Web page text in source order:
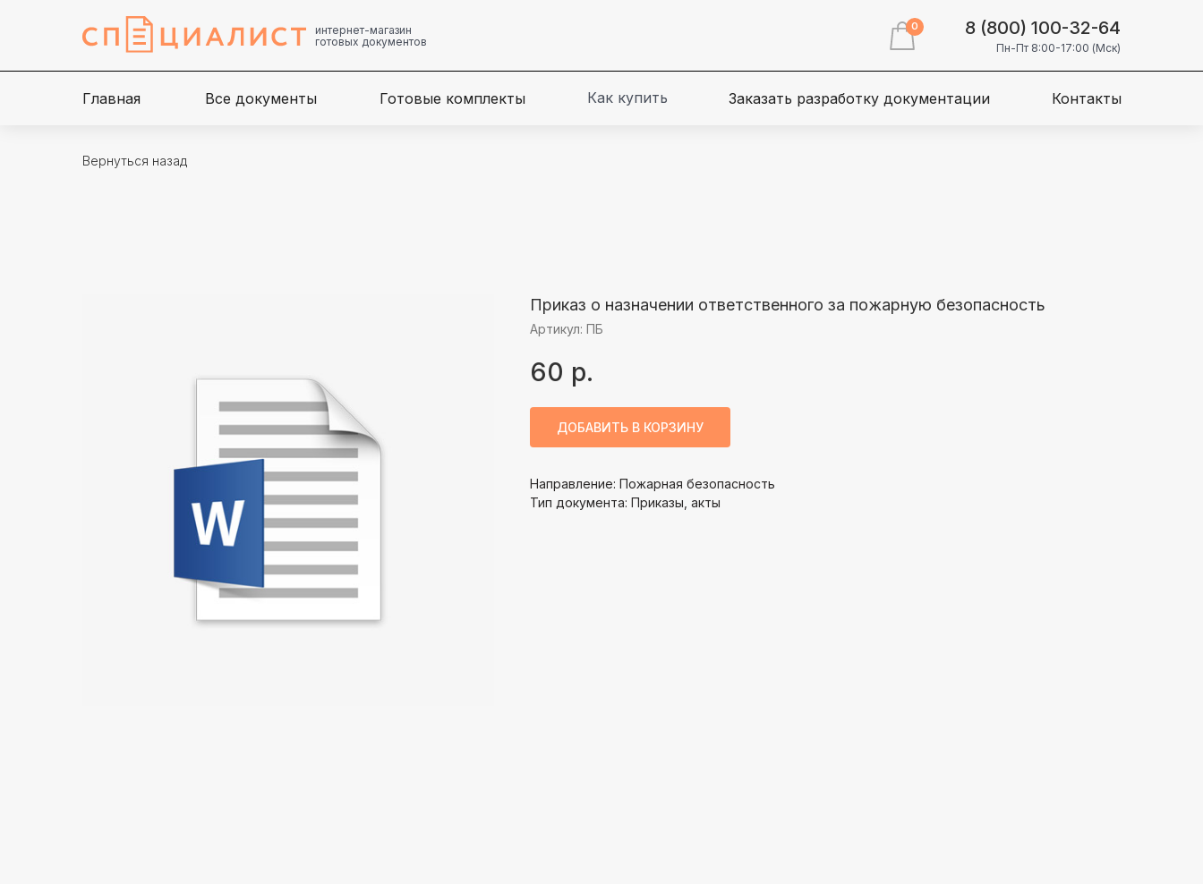
интернет-магазин
готовых документов
Главная Все документы Готовые комплекты Как купить Заказать разработку документации Контакты
Пн-Пт 8:00-17:00 (Мск)
8 (800) 100-32-64
0
Вернуться назад
Приказ о назначении ответственного за пожарную безопасность
Артикул: ПБ
60 р.
ДОБАВИТЬ В КОРЗИНУ
Направление: Пожарная безопасность
Тип документа: Приказы, акты